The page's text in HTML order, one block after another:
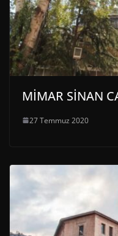
MİMAR SİNAN
27 Temmuz 2020